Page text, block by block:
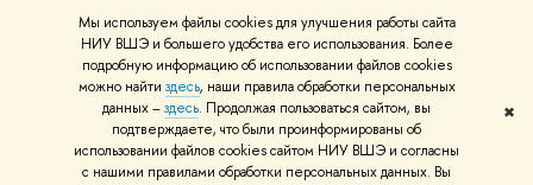
Мы используем файлы cookies для улучшения работы сайта
НИУ ВШЭ и большего удобства его использования. Более
подробную информацию об использовании файлов cookies
можно найти здесь, наши правила обработки персональных
данных –здесь. Продолжая пользоваться сайтом, вы
подтверждаете, что были проинформированы об
использовании файлов cookies сайтом НИУ ВШЭ и согласны
с нашими правилами обработки персональных данных. Вы
✖
Людям с ограниченными возможностями здоровья
Единая платежная страница
Работа в Вышке
© НИУ ВШЭ 1993–2026 Адреса и контакты Условия использования
материалов Политика конфиденциальности Карта сайта